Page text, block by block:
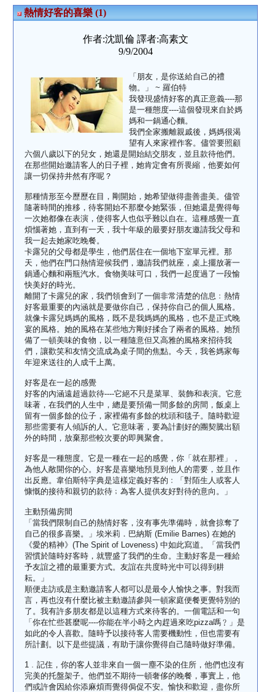
熱情好客的喜樂 (1)
作者:沈凱倫 譯者:高素文
9/9/2004
「朋友，是你送給自己的禮
物。」 ~ 羅伯特
我發現盛情好客的真正意義----那
是一種態度----這個發現來自於媽
媽和一鍋通心麵。
我們全家搬離親戚後，媽媽很渴
望有人來家裡作客。儘管要照顧
六個八歲以下的兒女，她還是開始結交朋友，並且款待他們。
在那些開始邀請客人的日子裡，她肯定會有所畏縮，他要如何
讓一切保持井然有序呢？
那種情形至今歷歷在目，剛開始，她希望做得盡善盡美。儘管
隨著時間的推移，待客開始不那麼令她緊張，但她還是覺得每
一次她都像在表演，使得客人也似乎難以自在。這種感覺一直
煩惱著她，直到有一天，我十年級的最要好朋友邀請我父母和
我一起去她家吃晚餐。
卡露兒的父母都是學生，他們居住在一個地下室單元裡。那
天，他們在門口熱情迎候我們，邀請我們就座，桌上擺放著一
鍋通心麵和兩瓶汽水。食物美味可口，我們一起度過了一段愉
快美好的時光。
離開了卡露兒的家，我們領會到了一個非常清楚的信息﹕熱情
好客最重要的內涵就是要做你自己，保持你自己的個人風格。
就像卡露兒媽媽的風格，既不是我媽媽的風格，也不是正式晚
宴的風格。她的風格在某些地方剛好揉合了兩者的風格。她預
備了一頓美味的食物，以一種隨意但又高雅的風格來招待我
們，讓歡笑和友情交流成為桌子間的焦點。今天，我爸媽家每
年迎來送往的人成千上萬。
好客是在一起的感覺
好客的內涵遠超過款待----它絕不只是菜單、裝飾和表演。它意
味著，在我們的人生中，總是要預備一間多餘的房間，飯桌上
留有一個多餘的位子，家裡備有多餘的枕頭和毯子。隨時歡迎
那些需要有人傾訴的人。它意味著，要為計劃好的團契騰出額
外的時間，放棄那些較次要的即興聚會。
好客是一種態度。它是一種在一起的感覺，你「就在那裡」，
為他人敞開你的心。好客是喜樂地預見到他人的需要，並且作
出反應。韋伯斯特字典是這樣定義好客的﹕「對陌生人或客人
慷慨的接待和親切的款待﹔為客人提供友好對待的意向。」
主動預備房間
「當我們限制自己的熱情好客，沒有事先準備時，就會掠奪了
自己的很多喜樂。」埃米莉．巴納斯 (Emilie Barnes) 在她的
《愛的精神》(The Spirit of Loveness) 中如此寫道。「當我們
習慣於隨時好客時，就豐盛了我們的生命。主動好客是一種給
予友誼之禮的最重要方式。友誼在共度時光中可以得到耕
耘。」
順便走訪或是主動邀請客人都可以是最令人愉快之事。對我而
言，再也沒有什麼比被主動邀請參與一頓家庭便餐更覺特別的
了。我有許多朋友都是以這種方式來待客的。一個電話和一句
「你在忙些甚麼呢----你能在半小時之內趕過來吃pizza嗎﹖」是
如此的令人喜歡。隨時予以接待客人需要機動性，但也需要有
所計劃。以下是些提議，有助于讓你覺得自己隨時做好準備。
1﹒記住，你的客人並非來自一個一塵不染的住所，他們也沒有
完美的托盤架子。他們並不期待一頓奢侈的晚餐，事實上，他
們或許會因給你添麻煩而覺得侷促不安。愉快和歡迎，盡你所